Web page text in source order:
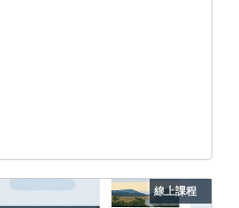
線上課程